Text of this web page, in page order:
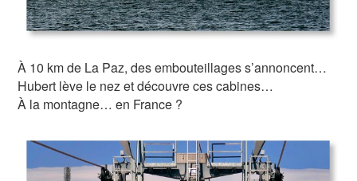
À 10 km de La Paz, des embouteillages s’annoncent…
Hubert lève le nez et découvre ces cabines…
À la montagne… en France ?